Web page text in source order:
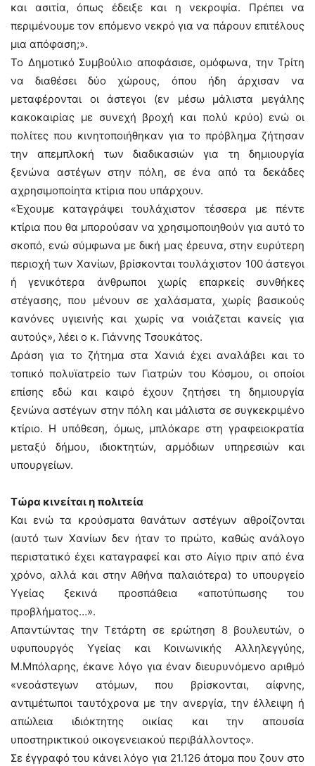
και ασιτία, όπως έδειξε και η νεκροψία. Πρέπει να
περιμένουμε τον επόμενο νεκρό για να πάρουν επιτέλους
μια απόφαση;».
Το Δημοτικό Συμβούλιο αποφάσισε, ομόφωνα, την Τρίτη
να διαθέσει δύο χώρους, όπου ήδη άρχισαν να
μεταφέρονται οι άστεγοι (εν μέσω μάλιστα μεγάλης
κακοκαιρίας με συνεχή βροχή και πολύ κρύο) ενώ οι
πολίτες που κινητοποιήθηκαν για το πρόβλημα ζήτησαν
την απεμπλοκή των διαδικασιών για τη δημιουργία
ξενώνα αστέγων στην πόλη, σε ένα από τα δεκάδες
αχρησιμοποίητα κτίρια που υπάρχουν.
«Έχουμε καταγράψει τουλάχιστον τέσσερα με πέντε
κτίρια που θα μπορούσαν να χρησιμοποιηθούν για αυτό το
σκοπό, ενώ σύμφωνα με δική μας έρευνα, στην ευρύτερη
περιοχή των Χανίων, βρίσκονται τουλάχιστον 100 άστεγοι
ή γενικότερα άνθρωποι χωρίς επαρκείς συνθήκες
στέγασης, που μένουν σε χαλάσματα, χωρίς βασικούς
κανόνες υγιεινής και χωρίς να νοιάζεται κανείς για
αυτούς», λέει ο κ. Γιάννης Τσουκάτος.
Δράση για το ζήτημα στα Χανιά έχει αναλάβει και το
τοπικό πολυϊατρείο των Γιατρών του Κόσμου, οι οποίοι
επίσης εδώ και καιρό έχουν ζητήσει τη δημιουργία
ξενώνα αστέγων στην πόλη και μάλιστα σε συγκεκριμένο
κτίριο. Η υπόθεση, όμως, μπλόκαρε στη γραφειοκρατία
μεταξύ δήμου, ιδιοκτητών, αρμόδιων υπηρεσιών και
υπουργείων.
Τώρα κινείται η πολιτεία
Και ενώ τα κρούσματα θανάτων αστέγων αθροίζονται
(αυτό των Χανίων δεν ήταν το πρώτο, καθώς ανάλογο
περιστατικό έχει καταγραφεί και στο Αίγιο πριν από ένα
χρόνο, αλλά και στην Αθήνα παλαιότερα) το υπουργείο
Υγείας ξεκινά προσπάθεια «αποτύπωσης του
προβλήματος…».
Απαντώντας την Τετάρτη σε ερώτηση 8 βουλευτών, ο
υφυπουργός Υγείας και Κοινωνικής Αλληλεγγύης,
Μ.Μπόλαρης, έκανε λόγο για έναν διευρυνόμενο αριθμό
«νεοάστεγων ατόμων, που βρίσκονται, αίφνης,
αντιμέτωποι ταυτόχρονα με την ανεργία, την έλλειψη ή
απώλεια ιδιόκτητης οικίας και την απουσία
υποστηρικτικού οικογενειακού περιβάλλοντος».
Σε έγγραφό του κάνει λόγο για 21.126 άτομα που ζουν στο